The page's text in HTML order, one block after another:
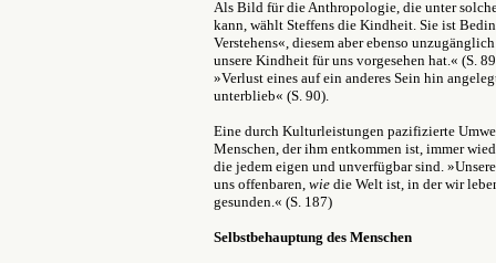
Als Bild für die Anthropologie, die unter
kann, wählt Steffens die Kindheit. Sie ist
Verstehens«, diesem aber ebenso
unsere Kindheit für uns vorgesehen hat.« (S.
»Verlust eines auf ein anderes Sein hin
unterblieb« (S. 90).
Eine durch Kulturleistungen pazifizierte
Menschen, der ihm entkommen ist, immer
die jedem eigen und unverfügbar sind.
uns offenbaren, wie die Welt ist, in der wir
gesunden.« (S. 187)
Selbstbehauptung des Menschen